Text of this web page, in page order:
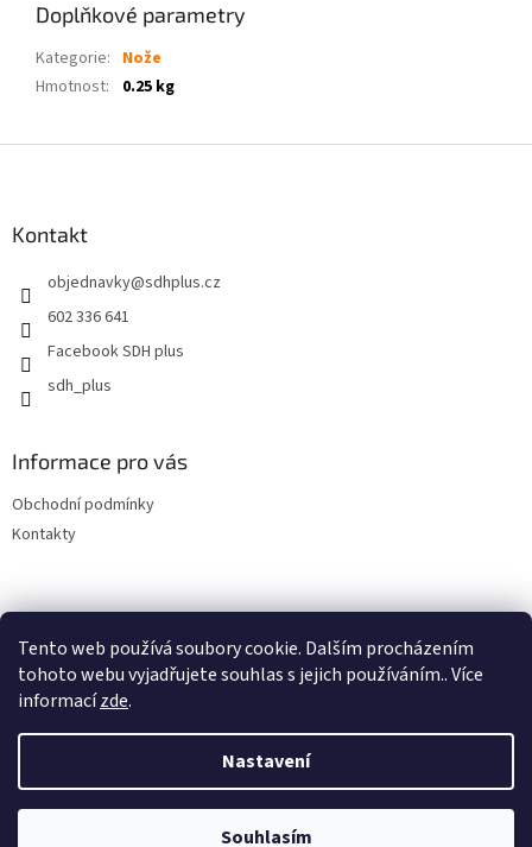
Tento web používá soubory cookie. Dalším procházením
tohoto webu vyjadřujete souhlas s jejich používáním.. Více
informacízde.
Nastavení
Souhlasím
Doplňkové parametry
Kategorie: Nože
Hmotnost: 0.25 kg
Kontakt
objednavky@sdhplus.cz
602 336 641
Facebook SDH plus
sdh_plus
Informace pro vás
Obchodní podmínky
Kontakty
Copyright 2026SDH plus vše pro hasiče a záchranáře. Všechna
práva vyhrazena.